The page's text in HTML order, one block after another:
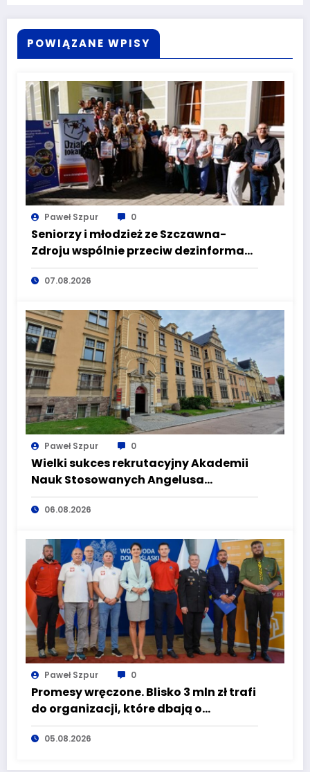
POWIĄZANE WPISY
Paweł Szpur 0
Seniorzy i młodzież ze Szczawna-
Zdroju wspólnie przeciw dezinformacji
i manipulacji
07.08.2026
Paweł Szpur 0
Wielki sukces rekrutacyjny Akademii
Nauk Stosowanych Angelusa
Silesiusa! Uczelnia bije rekordy, ale Ty
wciąż masz szansę – weź udział w II
06.08.2026
Paweł Szpur 0
Promesy wręczone. Blisko 3 mln zł trafi
do organizacji, które dbają o
bezpieczeństwo mieszkańców
Dolnego Śląska
05.08.2026